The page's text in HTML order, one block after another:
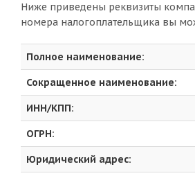
Ниже приведены реквизиты
номера налогоплательщика вы
Полное наименование:
Сокращенное наименование:
ИНН/КПП:
ОГРН:
Юридический адрес: